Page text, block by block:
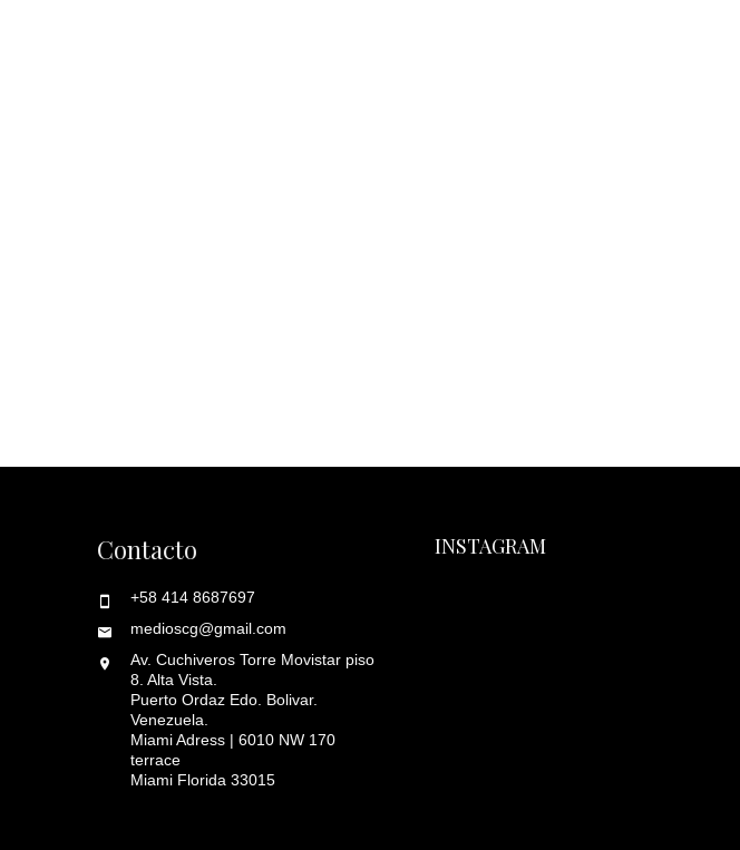
Contacto
+58 414 8687697
medioscg@gmail.com
Av. Cuchiveros Torre Movistar piso
8. Alta Vista.
Puerto Ordaz Edo. Bolivar.
Venezuela.
Miami Adress | 6010 NW 170
terrace
Miami Florida 33015
INSTAGRAM